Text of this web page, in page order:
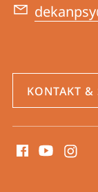
KONTAKT &
Media